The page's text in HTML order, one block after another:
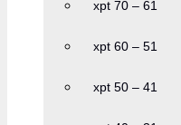
xpt 70 – 61
xpt 60 – 51
xpt 50 – 41